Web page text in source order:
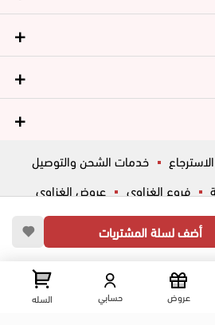
أضف لسلة المشتريات
خدمات الشحن والتوصيل
فروع الغزاوي
عروض الغزاوي
ڤاليو أسئلة شائعة
مصر عرض علي الخريطه
عروض حسابي السله